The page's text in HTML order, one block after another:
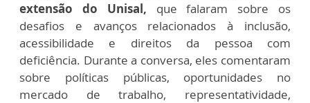
extensão do Unisal, que falaram sobre os
desafios e avanços relacionados à inclusão,
acessibilidade e direitos da pessoa com
deficiência. Durante a conversa, eles comentaram
sobre políticas públicas, oportunidades no
mercado de trabalho, representatividade,